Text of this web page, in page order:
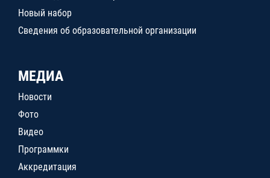
Новый набор
Сведения об образовательной организации
МЕДИА
Новости
Фото
Видео
Программки
Аккредитация